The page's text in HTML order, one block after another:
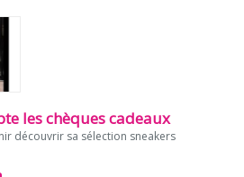
découvrir sa sélection sneakers